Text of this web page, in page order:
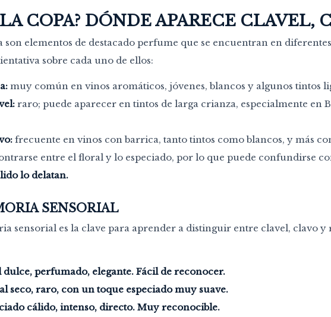
COPA? DÓNDE APARECE CLAVEL,
son elementos de destacado perfume que se encuentran en
sobre cada uno de ellos:
muy común en vinos aromáticos, jóvenes, blancos y algunos tintos
raro; puede aparecer en tintos de larga crianza, especialmente en
frecuente en vinos con barrica, tanto tintos como blancos, y más
entre el floral y lo especiado, por lo que puede confundirse
lo delatan.
SENSORIAL
sensorial es la clave para aprender a distinguir entre clavel, clavo y
dulce, perfumado, elegante. Fácil de reconocer.
seco, raro, con un toque especiado muy suave.
cálido, intenso, directo. Muy reconocible.